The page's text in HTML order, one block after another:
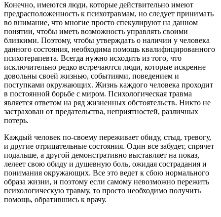
Конечно, имеются люди, которые действительно имеют
предрасположенность к психотравмам, но следует принимать
во внимание, что многие просто спекулируют на данном
понятии, чтобы иметь возможность управлять своими
близкими. Поэтому, чтобы утверждать о наличии у человека
данного состояния, необходима помощь квалифицированного
психотерапевта. Всегда нужно исходить из того, что
исключительно редко встречаются люди, которые искренне
довольны своей жизнью, событиями, поведением и
поступками окружающих. Жизнь каждого человека проходит
в постоянной борьбе с миром. Психологическая травма
является ответом на ряд жизненных обстоятельств. Никто не
застрахован от предательства, неприятностей, различных
потерь.
Каждый человек по-своему переживает обиду, стыд, тревогу,
и другие отрицательные состояния. Один все забудет, спрячет
подальше, а другой демонстративно выставляет на показ,
лелеет свою обиду и душевную боль, ожидая сострадания и
понимания окружающих. Все это ведет к сбою нормального
образа жизни, и поэтому если самому невозможно пережить
психологическую травму, то просто необходимо получить
помощь, обратившись к врачу.